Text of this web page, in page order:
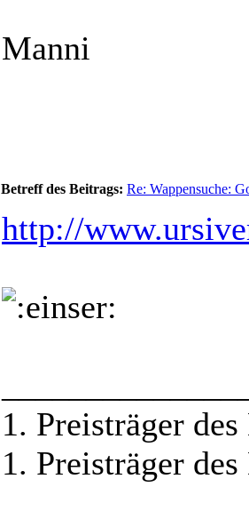
Manni
Betreff des Beitrags: Re: Wappensuche:
http://
1. Preisträger
1. Preisträger